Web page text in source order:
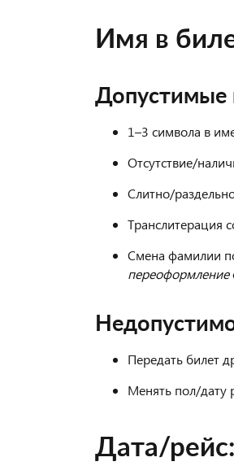
Имя в
Допустимые
1–3 символа в
Отсутствие/
Слитно/
Транслитерация
Смена фамилии
переоформление
Передать билет
Менять пол/дату
Дата/